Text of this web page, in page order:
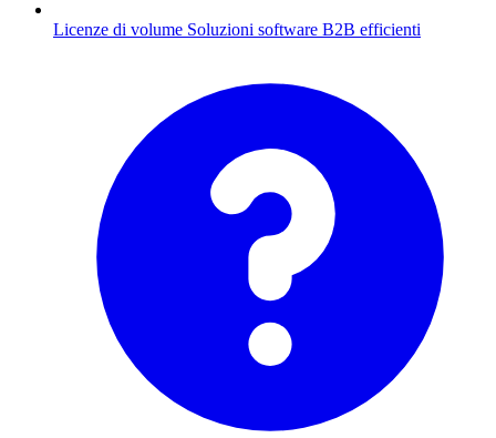
Licenze di volume Soluzioni software B2B efficienti